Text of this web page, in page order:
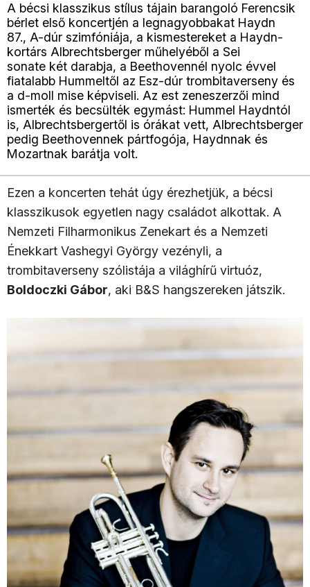
A bécsi klasszikus stílus tájain barangoló Ferencsik
bérlet első koncertjén a legnagyobbakat Haydn
87., A-dúr szimfóniája, a kismestereket a Haydn-
kortárs Albrechtsberger műhelyéből a Sei
sonate két darabja, a Beethovennél nyolc évvel
fiatalabb Hummeltől az Esz-dúr trombitaverseny és
a d-moll mise képviseli. Az est zeneszerzői mind
ismerték és becsülték egymást: Hummel Haydntól
is, Albrechtsbergertől is órákat vett, Albrechtsberger
pedig Beethovennek pártfogója, Haydnnak és
Mozartnak barátja volt.
Ezen a koncerten tehát úgy érezhetjük, a bécsi
klasszikusok egyetlen nagy családot alkottak. A
Nemzeti Filharmonikus Zenekart és a Nemzeti
Énekkart Vashegyi György vezényli, a
trombitaverseny szólistája a világhírű virtuóz,
Boldoczki Gábor, aki B&S hangszereken játszik.